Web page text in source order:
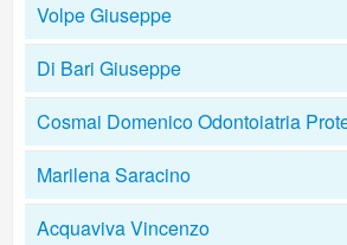
Volpe Giuseppe
Di Bari Giuseppe
Cosmai Domenico Odontoiatria
Marilena Saracino
Acquaviva Vincenzo